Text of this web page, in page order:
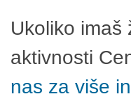
Ukoliko imaš
aktivnosti
nas za više